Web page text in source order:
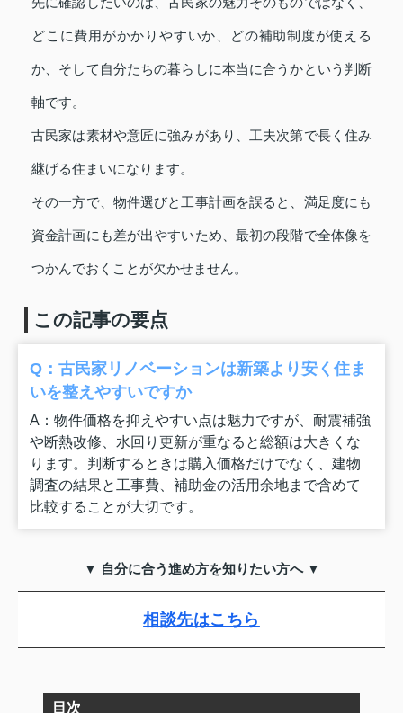
どこに費用がかかりやすいか、どの補助制度が使える
か、そして自分たちの暮らしに本当に合うかという判断
軸です。
古民家は素材や意匠に強みがあり、工夫次第で長く住み
継げる住まいになります。
その一方で、物件選びと工事計画を誤ると、満足度にも
資金計画にも差が出やすいため、最初の段階で全体像を
つかんでおくことが欠かせません。
この記事の要点
Q：古民家リノベーションは新築より安く住ま
いを整えやすいですか
A：物件価格を抑えやすい点は魅力ですが、耐震補強
や断熱改修、水回り更新が重なると総額は大きくな
ります。判断するときは購入価格だけでなく、建物
調査の結果と工事費、補助金の活用余地まで含めて
比較することが大切です。
▼ 自分に合う進め方を知りたい方へ ▼
相談先はこちら
目次